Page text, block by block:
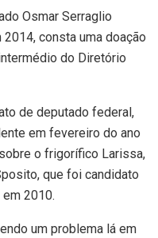
Osmar Serraglio
consta uma doação
do Diretório
de deputado federal,
em fevereiro do ano
o frigorífico Larissa,
que foi candidato
2010.
um problema lá em